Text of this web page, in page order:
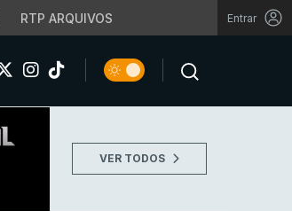
RTP ARQUIVOS Entrar
VER TODOS